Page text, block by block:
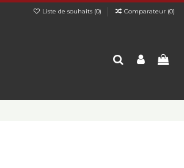
Liste de souhaits (0) Comparateur (0)